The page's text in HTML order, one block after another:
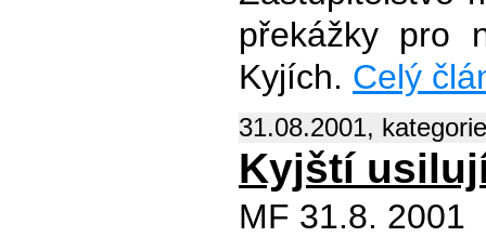
překážky pro
Kyjích. Celý
31.08.2001,
Kyjští
MF 31.8. 2001